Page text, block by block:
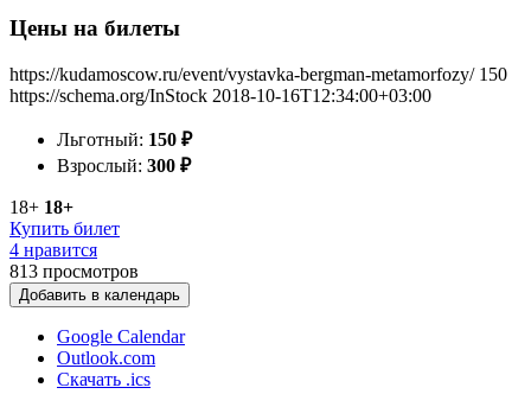
Цены на билеты
https://kudamoscow.ru/event/vystavka-bergman-metamorfozy/ 150
https://schema.org/InStock 2018-10-16T12:34:00+03:00
Льготный: 150 ₽
Взрослый: 300 ₽
18+ 18+
Купить билет
4 нравится
813 просмотров
Добавить в календарь
Google Calendar
Outlook.com
Скачать .ics